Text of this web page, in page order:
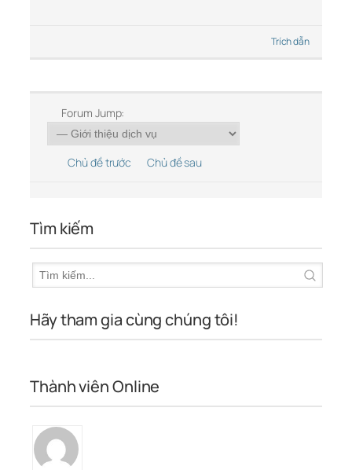
Trích dẫn
Forum Jump:
Chủ đề trước Chủ đề sau
Tìm kiếm
Hãy tham gia cùng chúng tôi!
Thành viên Online